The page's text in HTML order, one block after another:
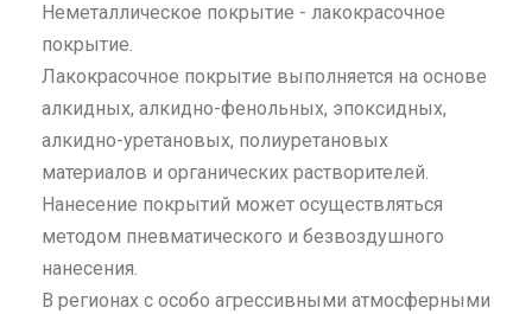
Неметаллическое покрытие - лакокрасочное
покрытие.
Лакокрасочное покрытие выполняется на основе
алкидных, алкидно-фенольных, эпоксидных,
алкидно-уретановых, полиуретановых
материалов и органических растворителей.
Нанесение покрытий может осуществляться
методом пневматического и безвоздушного
нанесения.
В регионах с особо агрессивными атмосферными